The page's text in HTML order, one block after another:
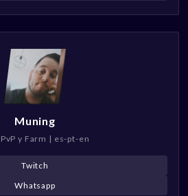
Muning
y Farm | es-pt-en
Twitch
Whatsapp